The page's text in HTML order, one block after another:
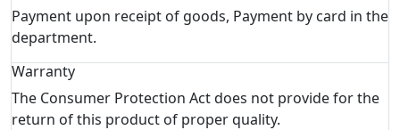
Payment upon receipt of goods, Payment by card in the
department.
Warranty
The Consumer Protection Act does not provide for the
return of this product of proper quality.